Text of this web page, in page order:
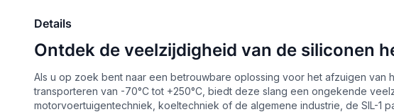
Details
Ontdek de veelzijdigheid van de siliconen
Als u op zoek bent naar een betrouwbare oplossing voor het afzuigen van
transporteren van -70°C tot +250°C, biedt deze slang een ongekende
motorvoertuigentechniek, koeltechniek of de algemene industrie, de SIL-1